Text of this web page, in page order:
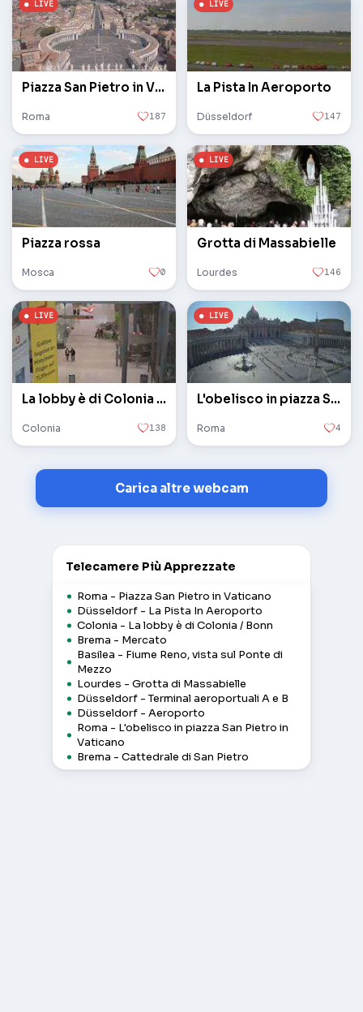
Piazza San Pietro in Vaticano
Roma 187
La Pista In Aeroporto
Düsseldorf 147
Piazza rossa
Mosca 0
Grotta di Massabielle
Lourdes 146
La lobby è di Colonia / Bonn
Colonia 138
L'obelisco in piazza San Pietro in Vaticano
Roma 4
Carica altre webcam
Telecamere Più Apprezzate
Roma - Piazza San Pietro in Vaticano
Düsseldorf - La Pista In Aeroporto
Colonia - La lobby è di Colonia / Bonn
Brema - Mercato
Basilea - Fiume Reno, vista sul Ponte di
Mezzo
Lourdes - Grotta di Massabielle
Düsseldorf - Terminal aeroportuali A e B
Düsseldorf - Aeroporto
Roma - L'obelisco in piazza San Pietro in
Vaticano
Brema - Cattedrale di San Pietro